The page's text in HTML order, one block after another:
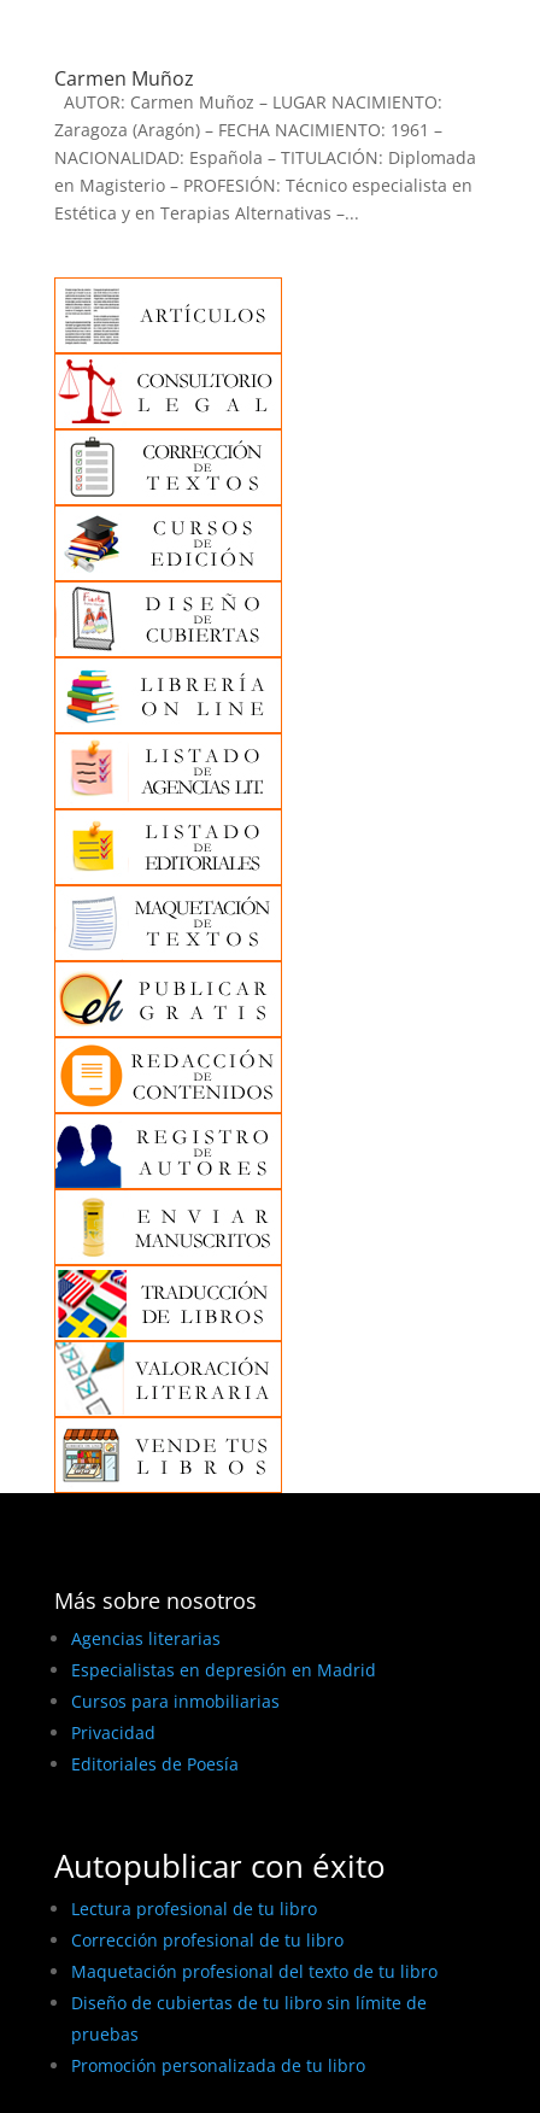
Carmen Muñoz
AUTOR: Carmen Muñoz – LUGAR NACIMIENTO:
Zaragoza (Aragón) – FECHA NACIMIENTO: 1961 –
NACIONALIDAD: Española – TITULACIÓN: Diplomada
en Magisterio – PROFESIÓN: Técnico especialista en
Estética y en Terapias Alternativas –...
Más sobre nosotros
Agencias literarias
Especialistas en depresión en Madrid
Cursos para inmobiliarias
Privacidad
Editoriales de Poesía
Autopublicar con éxito
Lectura profesional de tu libro
Corrección profesional de tu libro
Maquetación profesional del texto de tu libro
Diseño de cubiertas de tu libro sin límite de
pruebas
Promoción personalizada de tu libro